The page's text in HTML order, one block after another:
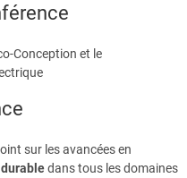
Conception et le
sur les avancées en
dans tous les domaines